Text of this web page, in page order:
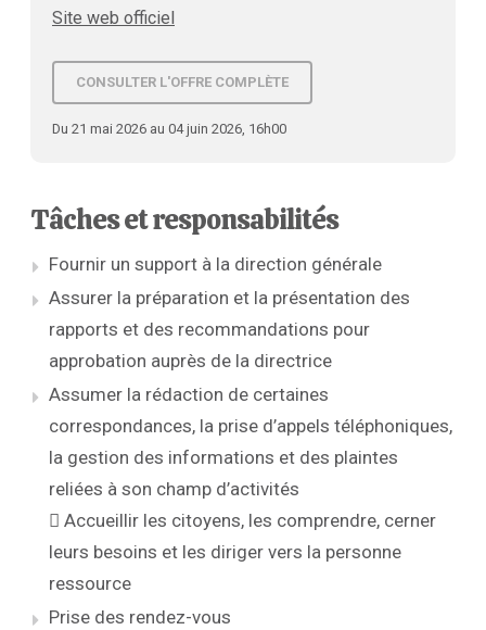
Site web officiel
CONSULTER L'OFFRE COMPLÈTE
Du 21 mai 2026 au 04 juin 2026, 16h00
Tâches et responsabilités
Fournir un support à la direction générale
Assurer la préparation et la présentation des
rapports et des recommandations pour
approbation auprès de la directrice
Assumer la rédaction de certaines
correspondances, la prise d’appels téléphoniques,
la gestion des informations et des plaintes
reliées à son champ d’activités
 Accueillir les citoyens, les comprendre, cerner
leurs besoins et les diriger vers la personne
ressource
Prise des rendez-vous